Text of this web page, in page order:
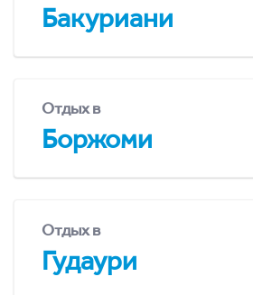
Бакуриани
Отдых в
Боржоми
Отдых в
Гудаури